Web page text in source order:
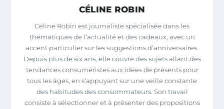
CÉLINE ROBIN
Céline Robin est journaliste spécialisée dans les
thématiques de l’actualité et des cadeaux, avec un
accent particulier sur les suggestions d’anniversaires.
Depuis plus de six ans, elle couvre des sujets allant des
tendances consuméristes aux idées de présents pour
tous les âges, en s’appuyant sur une veille constante
des habitudes des consommateurs. Son travail
consiste à sélectionner et à présenter des propositions